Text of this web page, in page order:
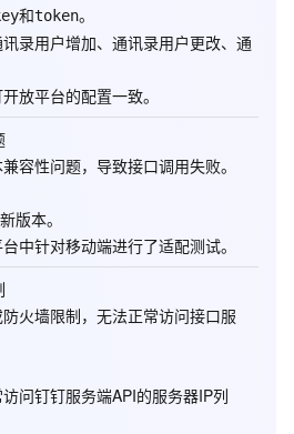
和token。
录用户增加、 通讯录用户更改、 通
放平台的配置一致。
容性问题，导致接口调用失败。
版本。
中针对移动端进行了适配测试。
火墙限制，无法正常访问接口服
问钉钉服务端API的服务器IP列